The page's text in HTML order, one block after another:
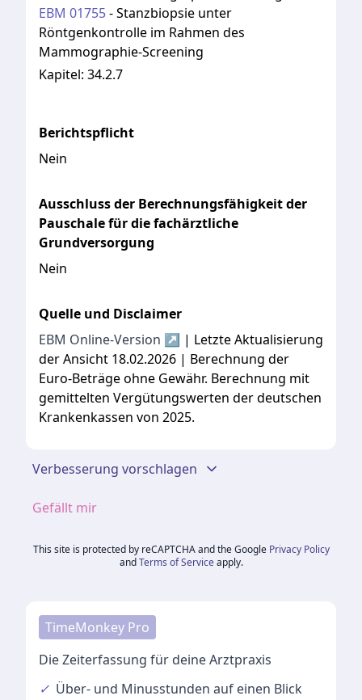
EBM 01755-Stanzbiopsie unter
Röntgenkontrolle im Rahmen des
Mammographie-Screening
Kapitel: 34.2.7
Berichtspflicht
Nein
Ausschluss der Berechnungsfähigkeit der
Pauschale für die fachärztliche
Grundversorgung
Nein
Quelle und Disclaimer
EBM Online-Version ↗ | Letzte Aktualisierung
der Ansicht 18.02.2026 | Berechnung der
Euro-Beträge ohne Gewähr. Berechnung mit
gemittelten Vergütungswerten der deutschen
Krankenkassen von 2025.
Verbesserung vorschlagen
Gefällt mir
This site is protected by reCAPTCHA and the Google Privacy Policy
and Terms of Service apply.
TimeMonkey Pro
Die Zeiterfassung für deine Arztpraxis
✓ Über- und Minusstunden auf einen Blick